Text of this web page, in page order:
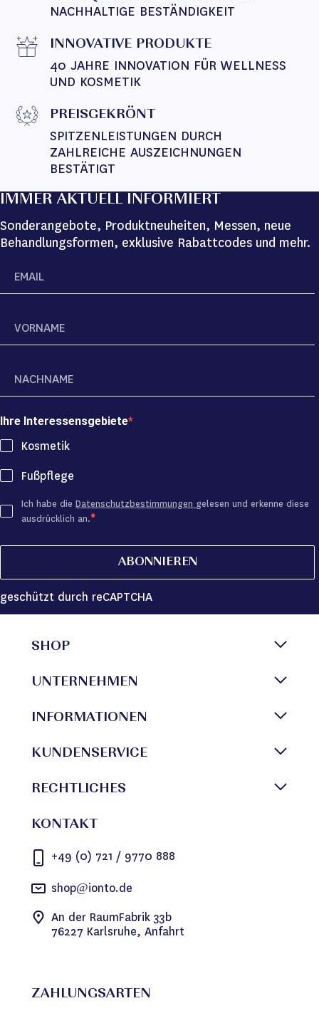
NACHHALTIGE BESTÄNDIGKEIT
INNOVATIVE PRODUKTE
40 JAHRE INNOVATION FÜR WELLNESS
UND KOSMETIK
PREISGEKRÖNT
SPITZENLEISTUNGEN DURCH
ZAHLREICHE AUSZEICHNUNGEN
BESTÄTIGT
IMMER AKTUELL INFORMIERT
Sonderangebote, Produktneuheiten, Messen, neue
Behandlungsformen, exklusive Rabattcodes und mehr.
Ihre Interessensgebiete
Kosmetik
Fußpflege
Ich habe die Datenschutzbestimmungen gelesen und erkenne diese
ausdrücklich an.
ABONNIEREN
geschützt durch reCAPTCHA
SHOP
UNTERNEHMEN
INFORMATIONEN
KUNDENSERVICE
RECHTLICHES
KONTAKT
+49 (0) 721 / 9770 888
shop@ionto.de
An der RaumFabrik 33b
76227 Karlsruhe, Anfahrt
ZAHLUNGSARTEN